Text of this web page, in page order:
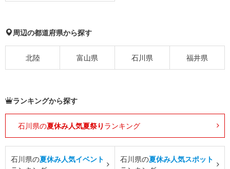
周辺の都道府県から探す
北陸 富山県 石川県 福井県
ランキングから探す
石川県の夏休み人気夏祭り ランキング
石川県の夏休み人気イベント
石川県の夏休み人気スポット